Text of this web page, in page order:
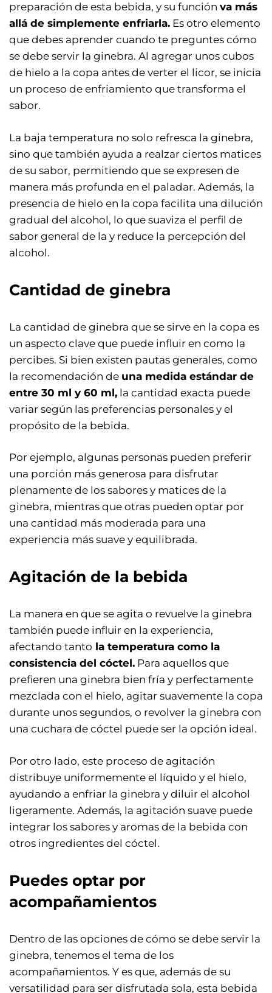
preparación de esta bebida, y su función va más
allá de simplemente enfriarla. Es otro elemento
que debes aprender cuando te preguntes cómo
se debe servir la ginebra. Al agregar unos cubos
de hielo a la copa antes de verter el licor, se inicia
un proceso de enfriamiento que transforma el
sabor.
La baja temperatura no solo refresca la ginebra,
sino que también ayuda a realzar ciertos matices
de su sabor, permitiendo que se expresen de
manera más profunda en el paladar. Además, la
presencia de hielo en la copa facilita una dilución
gradual del alcohol, lo que suaviza el perfil de
sabor general de la y reduce la percepción del
alcohol.
Cantidad de ginebra
La cantidad de ginebra que se sirve en la copa es
un aspecto clave que puede influir en como la
percibes. Si bien existen pautas generales, como
la recomendación de una medida estándar de
entre 30 ml y 60 ml, la cantidad exacta puede
variar según las preferencias personales y el
propósito de la bebida.
Por ejemplo, algunas personas pueden preferir
una porción más generosa para disfrutar
plenamente de los sabores y matices de la
ginebra, mientras que otras pueden optar por
una cantidad más moderada para una
experiencia más suave y equilibrada.
Agitación de la bebida
La manera en que se agita o revuelve la ginebra
también puede influir en la experiencia,
afectando tanto la temperatura como la
consistencia del cóctel. Para aquellos que
prefieren una ginebra bien fría y perfectamente
mezclada con el hielo, agitar suavemente la copa
durante unos segundos, o revolver la ginebra con
una cuchara de cóctel puede ser la opción ideal.
Por otro lado, este proceso de agitación
distribuye uniformemente el líquido y el hielo,
ayudando a enfriar la ginebra y diluir el alcohol
ligeramente. Además, la agitación suave puede
integrar los sabores y aromas de la bebida con
otros ingredientes del cóctel.
Puedes optar por
acompañamientos
Dentro de las opciones de cómo se debe servir la
ginebra, tenemos el tema de los
acompañamientos. Y es que, además de su
versatilidad para ser disfrutada sola, esta bebida